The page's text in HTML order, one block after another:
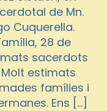
de Mn.
Cuquerella.
28 de
sacerdots
estimats
famílies i
Ens […]